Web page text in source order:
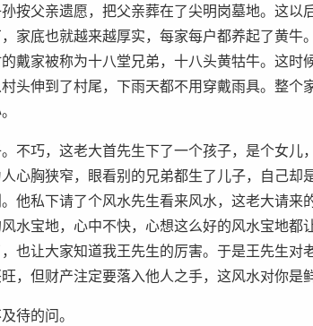
按父亲遗愿，把父亲葬在了尖明岗墓地。这以
家底也就越来越厚实，每家每户都养起了黄牛
戴家被称为十八堂兄弟，十八头黄牯牛。这时
头伸到了村尾，下雨天都不用穿戴雨具。整个
不巧，这老大首先生下了一个孩子，是个女儿
心胸狭窄，眼看别的兄弟都生了儿子，自己却
他私下请了个风水先生看来风水，这老大请来
水宝地，心中不快，心想这么好的风水宝地都
也让大家知道我王先生的厉害。于是王先生对
，但财产注定要落入他人之手，这风水对你是
待的问。